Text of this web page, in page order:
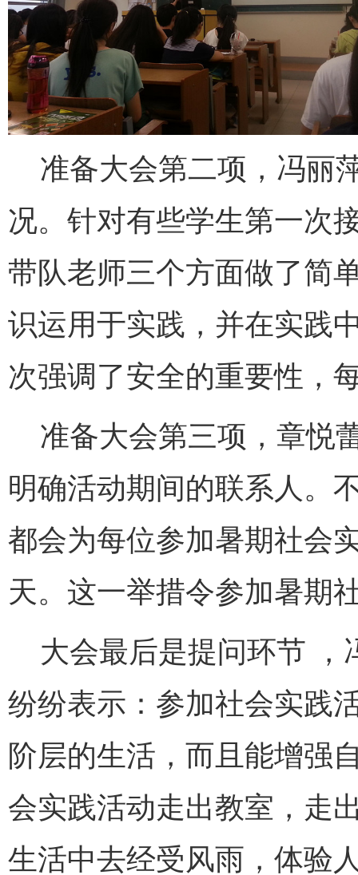
准备大会第二项，冯丽
况。针对有些学生第一次
带队老师三个方面做了简
识运用于实践，并在实践
次强调了安全的重要性，
准备大会第三项，章悦
明确活动期间的联系人。
都会为每位参加暑期社会
天。这一举措令参加暑期
大会最后是提问环节 ，
纷纷表示：参加社会实践
阶层的生活，而且能增强
会实践活动走出教室，走
生活中去经受风雨，体验